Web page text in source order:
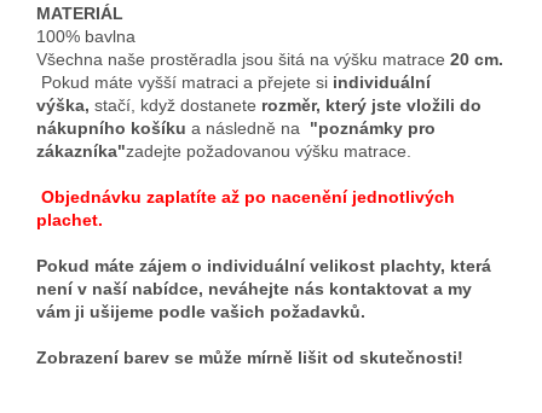
MATERIÁL
100% bavlna
Všechna naše prostěradla jsou šitá na výšku matrace 20 cm.
Pokud máte vyšší matraci a přejete si individuální
výška, stačí, když dostanete rozměr, který jste vložili do
nákupního košíku a následně na "poznámky pro
zákazníka"zadejte požadovanou výšku matrace.
Objednávku zaplatíte až po nacenění jednotlivých
plachet.
Pokud máte zájem o individuální velikost plachty, která
není v naší nabídce, neváhejte nás kontaktovat a my
vám ji ušijeme podle vašich požadavků.
Zobrazení barev se může mírně lišit od skutečnosti!